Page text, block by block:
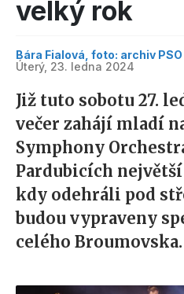
velký rok
Bára Fialová, foto: archiv PSO
Úterý, 23. ledna 2024
Již tuto sobotu 27.
večer zahájí mladí
Symphony
Pardubicích
kdy odehráli pod
budou vypraveny
celého Broumovska.